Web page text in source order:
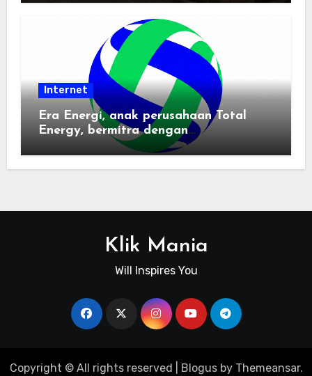
Internet
Era Energi, anak perusahaan Total
Energy, bermitra dengan
Zhuochuangtong untuk mempercepat
transisi energi Indonesia — raksasa
Klik Mania
Will Inspires You
Copyright © All rights reserved Blogusby Themeansar.